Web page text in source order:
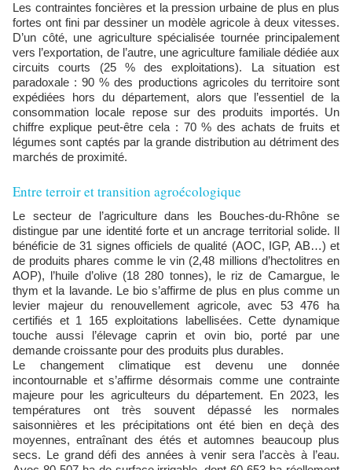
Les contraintes foncières et la pression urbaine de plus en plus
fortes ont fini par dessiner un modèle agricole à deux vitesses.
D’un côté, une agriculture spécialisée tournée principalement
vers l’exportation, de l’autre, une agriculture familiale dédiée aux
circuits courts (25 % des exploitations). La situation est
paradoxale : 90 % des productions agricoles du territoire sont
expédiées hors du département, alors que l’essentiel de la
consommation locale repose sur des produits importés. Un
chiffre explique peut-être cela : 70 % des achats de fruits et
légumes sont captés par la grande distribution au détriment des
marchés de proximité.
Entre terroir et transition agroécologique
Le secteur de l’agriculture dans les Bouches-du-Rhône se
distingue par une identité forte et un ancrage territorial solide. Il
bénéficie de 31 signes officiels de qualité (AOC, IGP, AB…) et
de produits phares comme le vin (2,48 millions d’hectolitres en
AOP), l’huile d’olive (18 280 tonnes), le riz de Camargue, le
thym et la lavande. Le bio s’affirme de plus en plus comme un
levier majeur du renouvellement agricole, avec 53 476 ha
certifiés et 1 165 exploitations labellisées. Cette dynamique
touche aussi l’élevage caprin et ovin bio, porté par une
demande croissante pour des produits plus durables.
Le changement climatique est devenu une donnée
incontournable et s’affirme désormais comme une contrainte
majeure pour les agriculteurs du département. En 2023, les
températures ont très souvent dépassé les normales
saisonnières et les précipitations ont été bien en deçà des
moyennes, entraînant des étés et automnes beaucoup plus
secs. Le grand défi des années à venir sera l’accès à l’eau.